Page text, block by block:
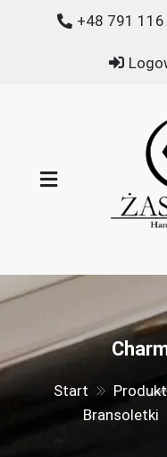
+48 791
Start
Bransoletki